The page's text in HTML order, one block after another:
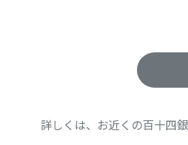
詳しくは、お近くの百十四